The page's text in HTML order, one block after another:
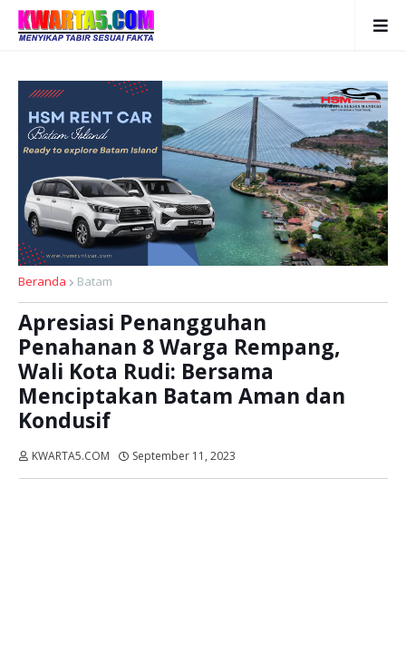
Beranda Batam
Apresiasi Penangguhan
Penahanan 8 Warga Rempang,
Wali Kota Rudi: Bersama
Menciptakan Batam Aman dan
Kondusif
KWARTA5.COM September 11, 2023